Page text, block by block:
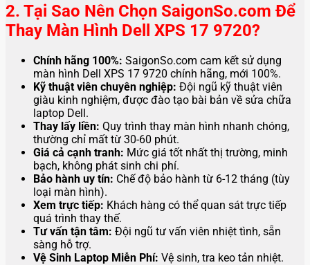
2. Tại Sao Nên Chọn SaigonSo.com Để
Thay Màn Hình Dell XPS 17 9720?
Chính hãng 100%: SaigonSo.com cam kết sử dụng
màn hình Dell XPS 17 9720 chính hãng, mới 100%.
Kỹ thuật viên chuyên nghiệp: Đội ngũ kỹ thuật viên
giàu kinh nghiệm, được đào tạo bài bản về sửa chữa
laptop Dell.
Thay lấy liền: Quy trình thay màn hình nhanh chóng,
thường chỉ mất từ 30-60 phút.
Giá cả cạnh tranh: Mức giá tốt nhất thị trường, minh
bạch, không phát sinh chi phí.
Bảo hành uy tín: Chế độ bảo hành từ 6-12 tháng (tùy
loại màn hình).
Xem trực tiếp: Khách hàng có thể quan sát trực tiếp
quá trình thay thế.
Tư vấn tận tâm: Đội ngũ tư vấn viên nhiệt tình, sẵn
sàng hỗ trợ.
Vệ Sinh Laptop Miễn Phí: Vệ sinh, tra keo tản nhiệt.